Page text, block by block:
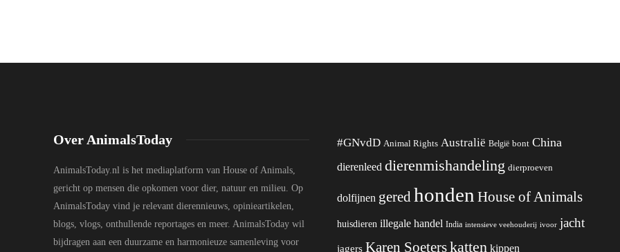
Over AnimalsToday
AnimalsToday.nl is het mediaplatform van House of Animals,
gericht op mensen die opkomen voor dier, natuur en milieu. Op
AnimalsToday vind je relevant dierennieuws, opinieartikelen,
blogs, vlogs, onthullende reportages en meer. AnimalsToday wil
bijdragen aan een duurzame en harmonieuze samenleving voor
#GNvdD Animal Rights Australië België bont China
dierenleed dierenmishandeling dierproeven
dolfijnen gered honden House of Animals
huisdieren illegale handel India intensieve veehouderij ivoor jacht
jagers Karen Soeterskatten kippen